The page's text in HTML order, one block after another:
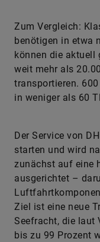
Zum Vergleich:
benötigen in etwa
können die aktuell
weit mehr als
transportieren. 600
in weniger als 60
Der Service von
starten und wird
zunächst auf eine
ausgerichtet –
Ziel ist eine neue
Seefracht, die laut
bis zu 99 Prozent